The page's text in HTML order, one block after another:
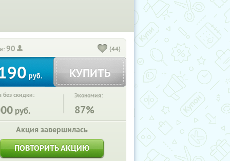
90 (44)
руб. КУПИТЬ
без скидки:
руб.
Экономия:
87%
Акция завершилась
ПОВТОРИТЬ АКЦИЮ